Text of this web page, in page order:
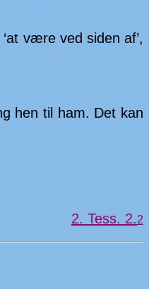
være ved siden af’,
hen til ham. Det kan
2. Tess. 2.2